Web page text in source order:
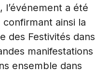
l’événement a été
ainsi la
des Festivités dans
manifestations
ensemble dans